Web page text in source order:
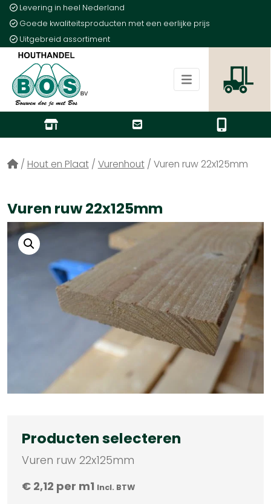
Levering in heel Nederland
Goede kwaliteitsproducten met een eerlijke prijs
Uitgebreid assortiment
/ Hout en Plaat / Vurenhout / Vuren ruw 22x125mm
Vuren ruw 22x125mm
Producten selecteren
Vuren ruw 22x125mm
€ 2,12 per m1 Incl. BTW